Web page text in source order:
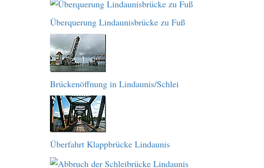
Überquerung Lindaunisbrücke zu Fuß
Brückenöffnung in Lindaunis/Schlei
Überfahrt Klappbrücke Lindaunis